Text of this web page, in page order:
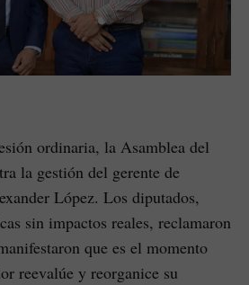
ordinaria, la Asamblea del
la gestión del gerente de
López. Los diputados,
sin impactos reales, reclamaron
que es el momento
reevalúe y reorganice su